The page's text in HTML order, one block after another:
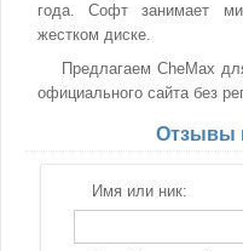
года. Софт занимает
жестком диске.
Предлагаем CheMax
официального сайта без
Отзывы
Имя или ник: